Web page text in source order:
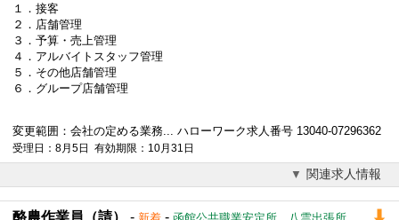
１．接客
２．店舗管理
３．予算・売上管理
４．アルバイトスタッフ管理
５．その他店舗管理
６．グループ店舗管理
変更範囲：会社の定める業務... ハローワーク求人番号 13040-07296362
受理日：8月5日 有効期限：10月31日
関連求人情報
酪農作業員（請） - -